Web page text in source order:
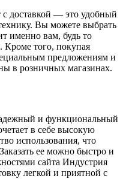
доставкой — это удобный
Вы можете выбрать
именно вам, будь то
Кроме того, покупая
предложениям и
в розничных магазинах.
и функциональный
в себе высокую
использования, что
ее можно быстро и
сайта Индустрия
легкой и приятной с